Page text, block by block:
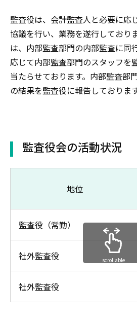
監査役は、会計監査人と必要に応
協議を行い、業務を遂行しており
は、内部監査部門の内部監査に同
応じて内部監査部門のスタッフを
当たらせております。内部監査部
の結果を監査役に報告しております
監査役会の活動状況
地位
監査役（常勤）
社外監査役
社外監査役
scrollable